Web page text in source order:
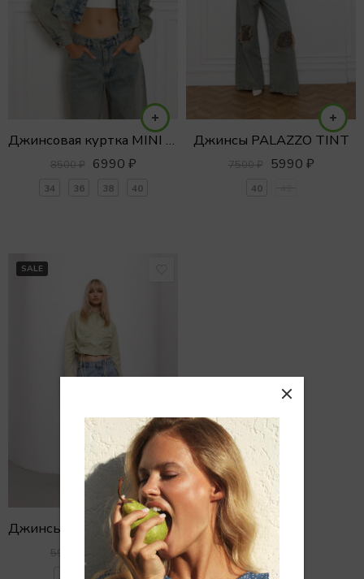
Джинсовая куртка MINI VINTAGE TINT
8500₽ 6990 ₽
34 36 38 40
Джинсы PALAZZO TINT
7500₽ 5990 ₽
40
SALE
Джинсы SKATER светлый винтажный эффект
5990 4990₽